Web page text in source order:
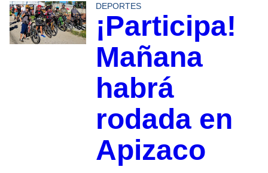
DEPORTES
¡Participa!
Mañana
habrá
rodada en
Apizaco